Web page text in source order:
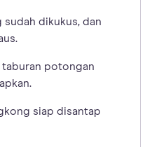
dikukus, dan
taburan potongan
siap disantap